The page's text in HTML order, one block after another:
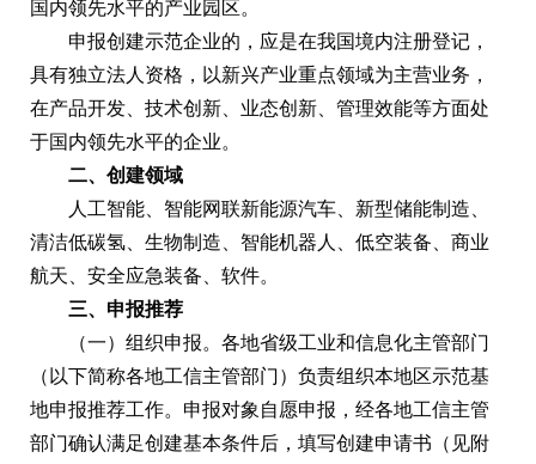
国内领先水平的产业园区。
申报创建示范企业的，应是在我国境内注册登记，
具有独立法人资格，以新兴产业重点领域为主营业务，
在产品开发、技术创新、业态创新、管理效能等方面处
于国内领先水平的企业。
二、创建领域
人工智能、智能网联新能源汽车、新型储能制造、
清洁低碳氢、生物制造、智能机器人、低空装备、商业
航天、安全应急装备、软件。
三、申报推荐
（一）组织申报。各地省级工业和信息化主管部门
（以下简称各地工信主管部门）负责组织本地区示范基
地申报推荐工作。申报对象自愿申报，经各地工信主管
部门确认满足创建基本条件后，填写创建申请书（见附